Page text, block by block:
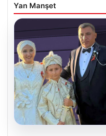
Yan Manşet